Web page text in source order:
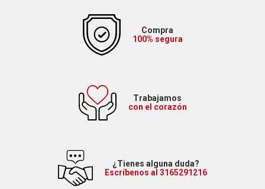
Compra
100% segura
Trabajamos
con el corazón
¿Tienes alguna duda?
Escríbenos al 3165291216